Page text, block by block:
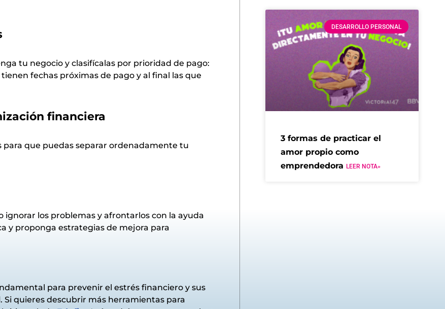
tu negocio y clasifícalas por prioridad de pago:
fechas próximas de pago y al final las que
financiera
para que puedas separar ordenadamente tu
los problemas y afrontarlos con la ayuda
y proponga estrategias de mejora para
para prevenir el estrés financiero y sus
quieres descubrir más herramientas para
DESARROLLO PERSONAL
3 formas de practicar el
amor propio como
emprendedoraLEER NOTA»